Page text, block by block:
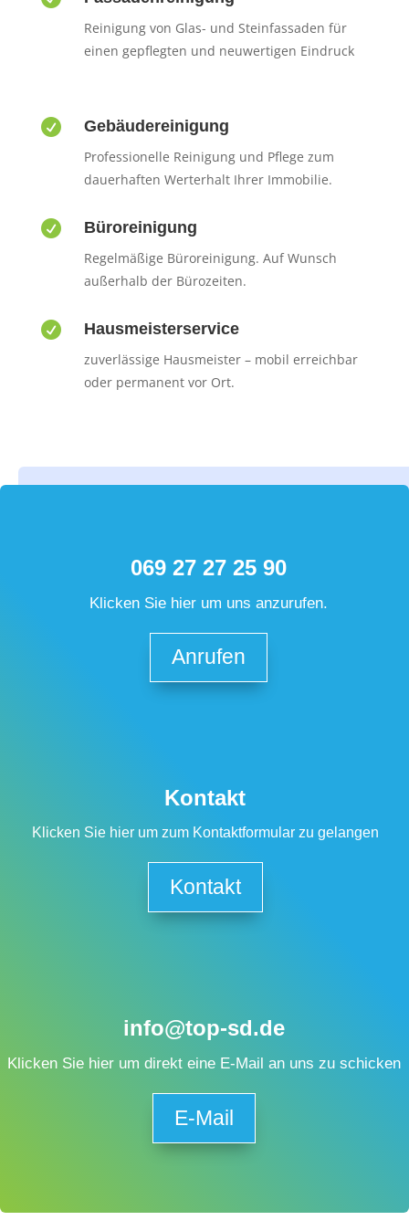
Reinigung von Glas- und Steinfassaden für
einen gepflegten und neuwertigen Eindruck
 Gebäudereinigung
Professionelle Reinigung und Pflege zum
dauerhaften Werterhalt Ihrer Immobilie.
 Büroreinigung
Regelmäßige Büroreinigung. Auf Wunsch
außerhalb der Bürozeiten.
 Hausmeisterservice
zuverlässige Hausmeister – mobil erreichbar
oder permanent vor Ort.
069 27 27 25 90
Klicken Sie hier um uns anzurufen.
Anrufen
Kontakt
Klicken Sie hier um zum Kontaktformular zu gelangen
Kontakt
info@top-sd.de
Klicken Sie hier um direkt eine E-Mail an uns zu schicken
E-Mail